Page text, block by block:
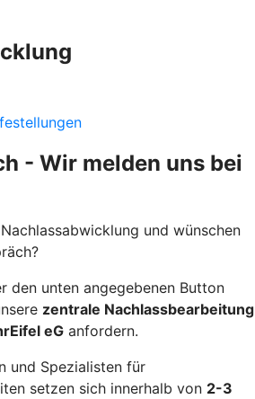
- Wir melden uns bei
und wünschen
den unten angegebenen Button
zentrale Nachlassbearbeitung
eG anfordern.
und Spezialisten für
setzen sich innerhalb von 2-3